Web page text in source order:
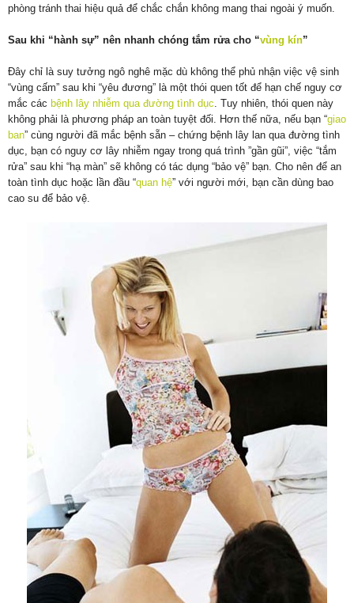
phòng tránh thai hiệu quả để chắc chắn không mang thai ngoài ý muốn.
Sau khi “hành sự” nên nhanh chóng tắm rửa cho “vùng kín”
Đây chỉ là suy tưởng ngô nghê mặc dù không thể phủ nhận việc vệ sinh
“vùng cấm” sau khi “yêu đương” là một thói quen tốt để hạn chế nguy cơ
mắc các bệnh lây nhiễm qua đường tình dục. Tuy nhiên, thói quen này
không phải là phương pháp an toàn tuyệt đối. Hơn thế nữa, nếu bạn “giao
ban” cùng người đã mắc bệnh sẵn – chứng bệnh lây lan qua đường tình
dục, bạn có nguy cơ lây nhiễm ngay trong quá trình ”gần gũi”, việc “tắm
rửa” sau khi “hạ màn” sẽ không có tác dụng “bảo vệ” bạn. Cho nên để an
toàn tình dục hoặc lần đầu “quan hệ” với người mới, bạn cần dùng bao
cao su để bảo vệ.